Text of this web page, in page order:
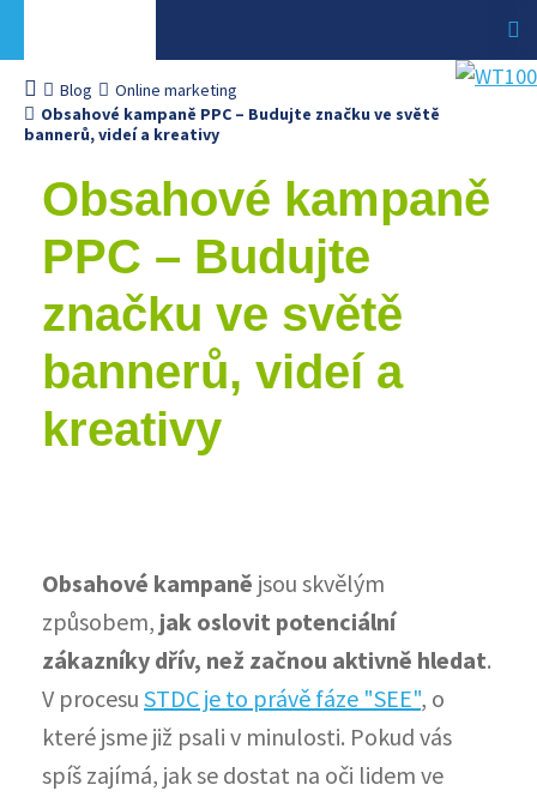
Blog
Online marketing
Obsahové kampaně PPC – Budujte značku ve světě
bannerů, videí a kreativy
Obsahové kampaně
PPC – Budujte
značku ve světě
bannerů, videí a
kreativy
Obsahové kampaně jsou skvělým
způsobem, jak oslovit potenciální
zákazníky dřív, než začnou aktivně hledat.
V procesu STDC je to právě fáze "SEE", o
které jsme již psali v minulosti. Pokud vás
spíš zajímá, jak se dostat na oči lidem ve